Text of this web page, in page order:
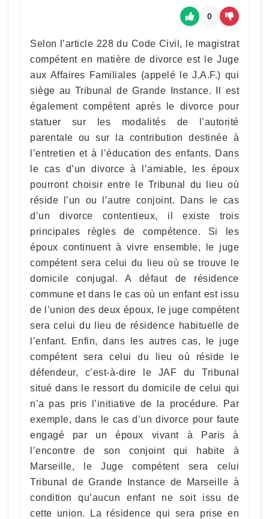
0
Selon l’article 228 du Code Civil, le magistrat
compétent en matière de divorce est le Juge
aux Affaires Familiales (appelé le J.A.F.) qui
siège au Tribunal de Grande Instance. Il est
également compétent après le divorce pour
statuer sur les modalités de l’autorité
parentale ou sur la contribution destinée à
l’entretien et à l’éducation des enfants. Dans
le cas d’un divorce à l’amiable, les époux
pourront choisir entre le Tribunal du lieu où
réside l’un ou l’autre conjoint. Dans le cas
d’un divorce contentieux, il existe trois
principales règles de compétence. Si les
époux continuent à vivre ensemble, le juge
compétent sera celui du lieu où se trouve le
domicile conjugal. A défaut de résidence
commune et dans le cas où un enfant est issu
de l’union des deux époux, le juge compétent
sera celui du lieu de résidence habituelle de
l’enfant. Enfin, dans les autres cas, le juge
compétent sera celui du lieu où réside le
défendeur, c’est-à-dire le JAF du Tribunal
situé dans le ressort du domicile de celui qui
n’a pas pris l’initiative de la procédure. Par
exemple, dans le cas d’un divorce pour faute
engagé par un époux vivant à Paris à
l’encontre de son conjoint qui habite à
Marseille, le Juge compétent sera celui
Tribunal de Grande Instance de Marseille à
condition qu’aucun enfant ne soit issu de
cette union. La résidence qui sera prise en